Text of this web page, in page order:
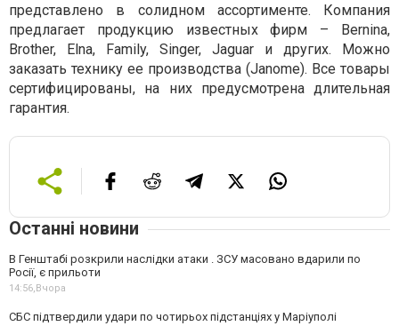
представлено в солидном ассортименте. Компания
предлагает продукцию известных фирм – Bernina,
Brother, Elna, Family, Singer, Jaguar и других. Можно
заказать технику ее производства (Janome). Все товары
сертифицированы, на них предусмотрена длительная
гарантия.
Останні новини
В Генштабі розкрили наслідки атаки . ЗСУ масовано вдарили по
Росії, є прильоти
14:56,Вчора
СБС підтвердили удари по чотирьох підстанціях у Маріуполі